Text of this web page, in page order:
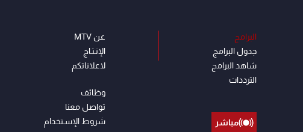
البرامج
جدول البرامج
شاهد البرامج
الترددات
مباشر
عن MTV
الإنـتـاج
لاعلاناتكم
وظائف
تواصل معنا
شروط الإسـتخدام